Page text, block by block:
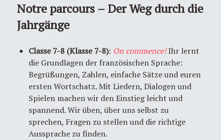
Notre parcours – Der Weg durch die
Jahrgänge
Classe 7-8 (Klasse 7-8): On commence!Ihr lernt
die Grundlagen der französischen Sprache:
Begrüßungen, Zahlen, einfache Sätze und euren
ersten Wortschatz. Mit Liedern, Dialogen und
Spielen machen wir den Einstieg leicht und
spannend. Wir üben, über uns selbst zu
sprechen, Fragen zu stellen und die richtige
Aussprache zu finden.